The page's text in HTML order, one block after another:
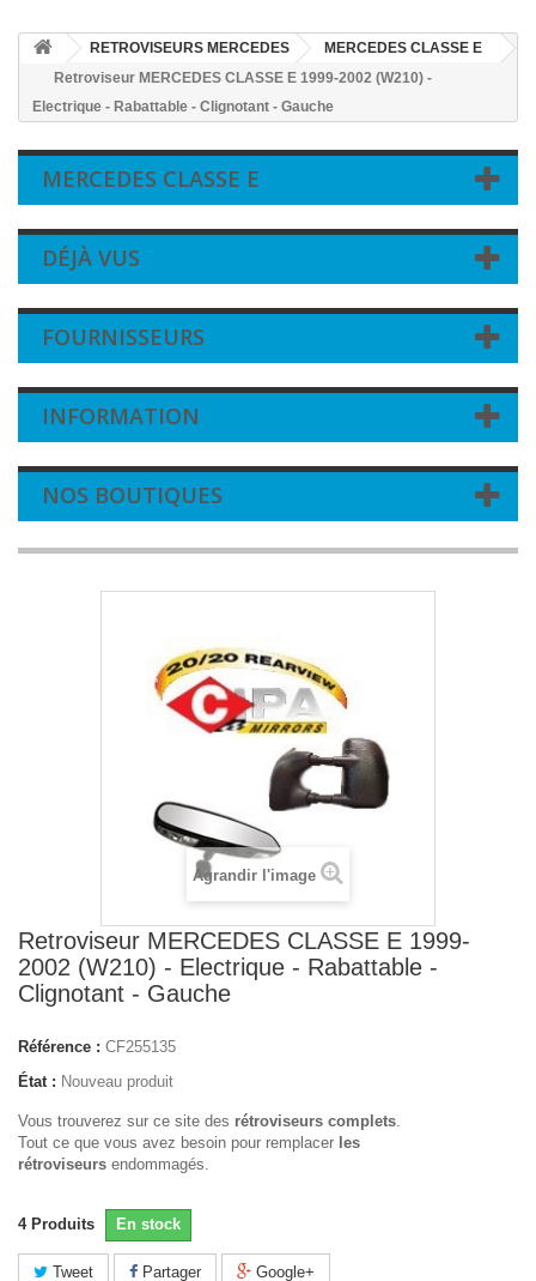
RETROVISEURS MERCEDES
MERCEDES CLASSE E
Retroviseur MERCEDES CLASSE E 1999-2002 (W210) -
Electrique - Rabattable - Clignotant - Gauche
MERCEDES CLASSE E
DÉJÀ VUS
FOURNISSEURS
INFORMATION
NOS BOUTIQUES
Agrandir l'image
Retroviseur MERCEDES CLASSE E 1999-
2002 (W210) - Electrique - Rabattable -
Clignotant - Gauche
Référence : CF255135
État : Nouveau produit
Vous trouverez sur ce site des rétroviseurs complets.
Tout ce que vous avez besoin pour remplacer les
rétroviseurs endommagés.
4 Produits En stock
Tweet Partager Google+